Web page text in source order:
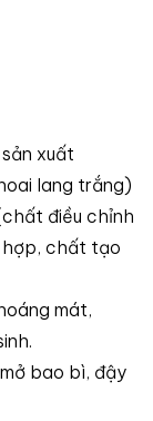
xuất
lang trắng)
điều chỉnh
hợp, chất tạo
mát,
bao bì, đậy